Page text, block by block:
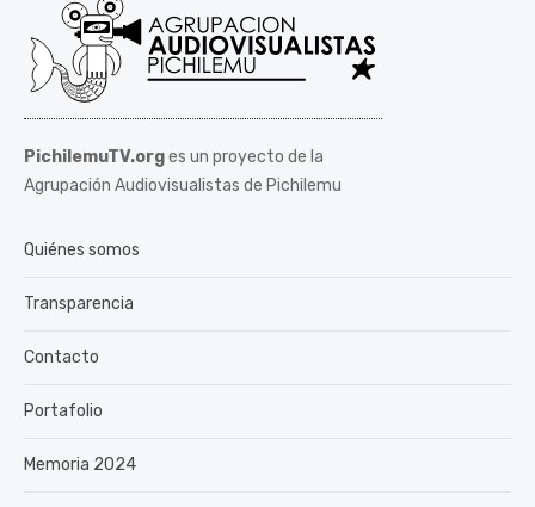
PichilemuTV.orges un proyecto de la
Agrupación Audiovisualistas de Pichilemu
Quiénes somos
Transparencia
Contacto
Portafolio
Memoria 2024